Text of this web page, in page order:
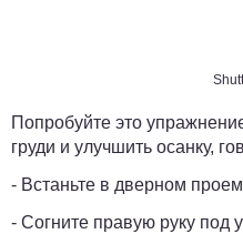
Попробуйте это
груди и улучшить осанку,
- Встаньте в дверном
- Согните правую руку под